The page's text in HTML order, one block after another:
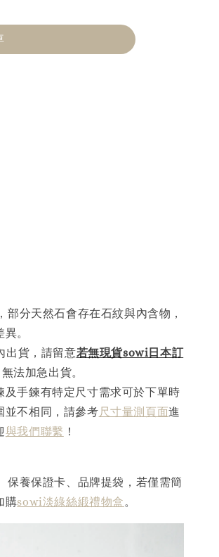
分天然石會存在石紋與內含物，
。
出貨，請留意若無現貨sowi日本訂
無法加急出貨。
及手鍊有特定尺寸需求可於下單時
並不相同，請參考尺寸量測頁面進
與我們聯繫 ！
保養保證卡、品牌提袋，若僅需簡
購sowi淡綠絲緞禮物盒。